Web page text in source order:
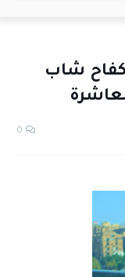
شاب
0